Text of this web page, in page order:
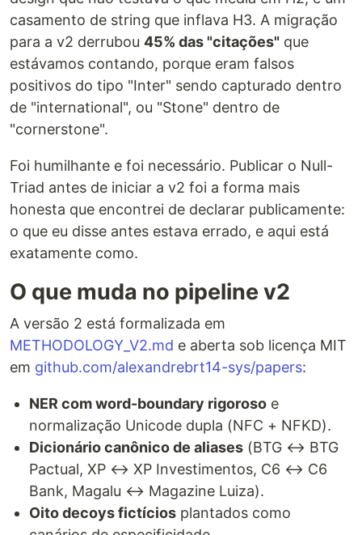
casamento de string que inflava H3. A migração
para a v2 derrubou 45% das "citações" que
estávamos contando, porque eram falsos
positivos do tipo "Inter" sendo capturado dentro
de "international", ou "Stone" dentro de
"cornerstone".
Foi humilhante e foi necessário. Publicar o Null-
Triad antes de iniciar a v2 foi a forma mais
honesta que encontrei de declarar publicamente:
o que eu disse antes estava errado, e aqui está
exatamente como.
O que muda no pipeline v2
A versão 2 está formalizada em
METHODOLOGY_V2.md e aberta sob licença MIT
em github.com/alexandrebrt14-sys/papers:
NER com word-boundary rigoroso e
normalização Unicode dupla (NFC + NFKD).
Dicionário canônico de aliases (BTG ↔ BTG
Pactual, XP ↔ XP Investimentos, C6 ↔ C6
Bank, Magalu ↔ Magazine Luiza).
Oito decoys fictícios plantados como